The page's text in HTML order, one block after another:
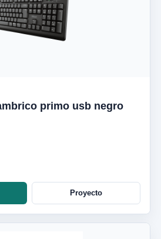
usb negro
Proyecto